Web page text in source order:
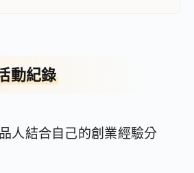
動紀錄
人結合自己的創業經驗分